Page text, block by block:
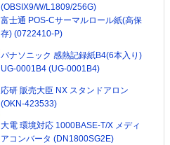
(OBSIX9/W/L1809/256G)
富士通 POS-Cサーマルロール紙(高保
存) (0722410-P)
パナソニック 感熱記録紙B4(6本入り)
UG-0001B4 (UG-0001B4)
応研 販売大臣 NX スタンドアロン
(OKN-423533)
大電 環境対応 1000BASE-T/X メディ
アコンバータ (DN1800SG2E)